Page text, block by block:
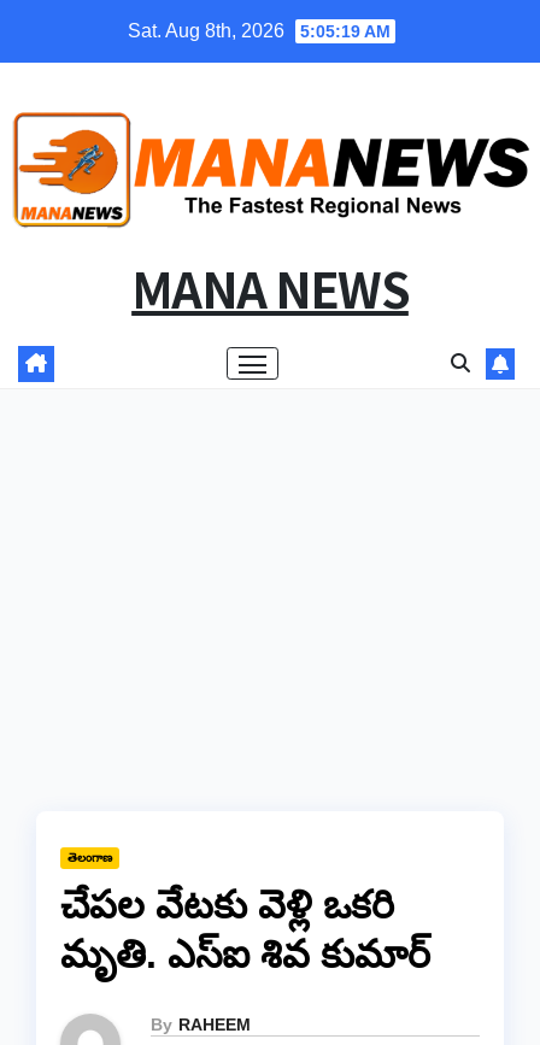
Sat. Aug 8th, 2026 5:05:19 AM
MANA NEWS
తెలంగాణ
చేపల వేటకు వెళ్లి ఒకరి
మృతి. ఎస్ఐ శివ కుమార్
By RAHEEM